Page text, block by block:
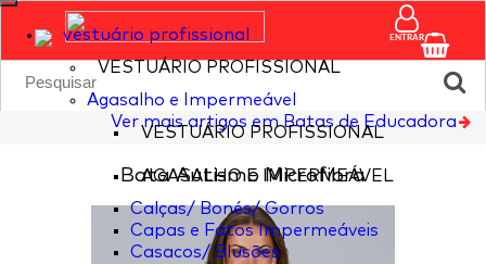
vestuário profissional
VESTUÁRIO PROFISSIONAL
Agasalho e Impermeável
VESTUÁRIO PROFISSIONAL
AGASALHO E IMPERMEÁVEL
Calças/ Bonés/ Gorros
Capas e Fatos Impermeáveis
Casacos/ Blusões
ENTRAR
Ver mais artigos em Batas de Educadora
Bata Autismo Microfibra